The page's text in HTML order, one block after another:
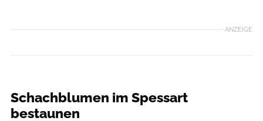
ANZEIGE
Schachblumen im Spessart
bestaunen